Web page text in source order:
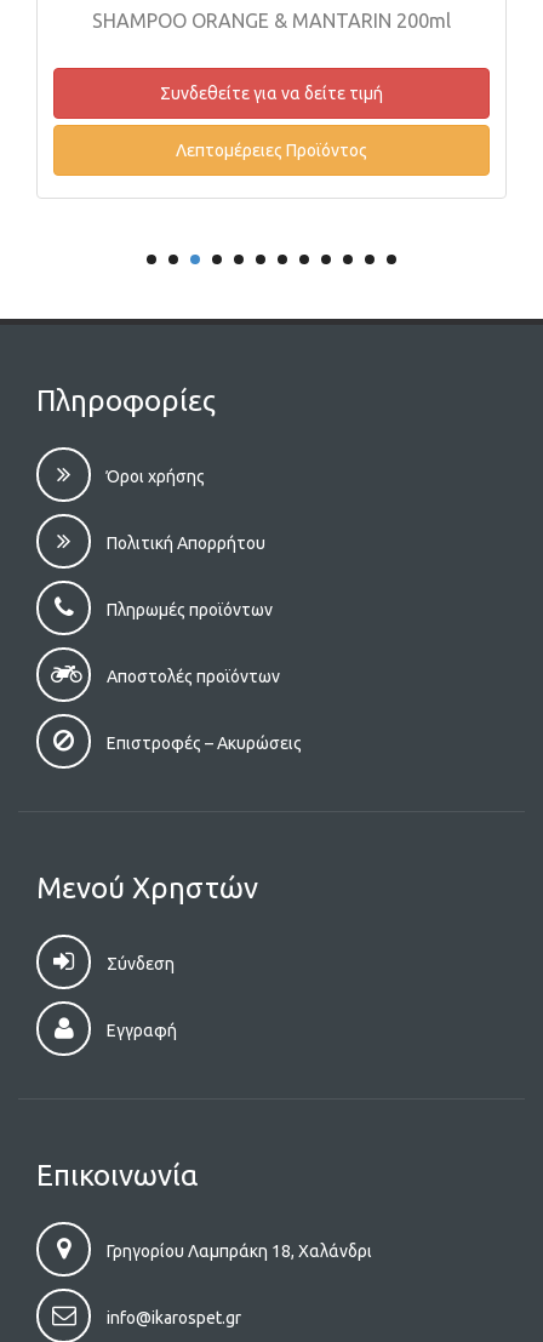
SHAMPOO ORANGE & MANTARIN 200ml
Συνδεθείτε για να δείτε τιμή
Λεπτομέρειες Προϊόντος
Πληροφορίες
Όροι χρήσης
Πολιτική Απορρήτου
Πληρωμές προϊόντων
Αποστολές προϊόντων
Επιστροφές – Aκυρώσεις
Μενού Χρηστών
Σύνδεση
Εγγραφή
Επικοινωνία
Γρηγορίου Λαμπράκη 18, Χαλάνδρι
info@ikarospet.gr